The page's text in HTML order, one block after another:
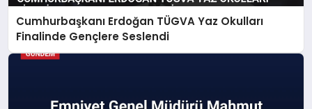
Cumhurbaşkanı Erdoğan TÜGVA Yaz Okulları
Finalinde Gençlere Seslendi